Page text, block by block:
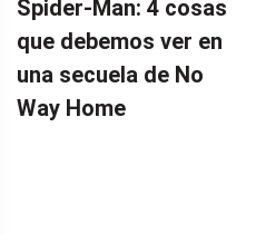
Spider-Man: 4 cosas
que debemos ver en
una secuela de No
Way Home